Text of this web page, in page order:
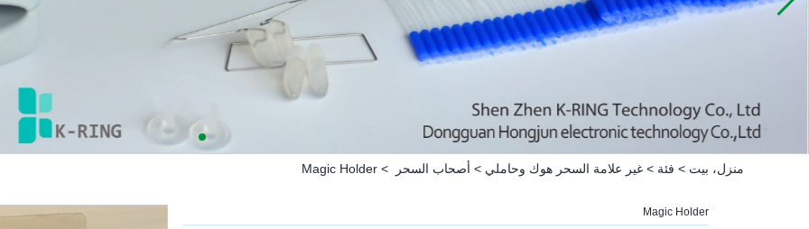
منزل، بيت > فئة > غير علامة السحر هوك وحاملي > أصحاب السحر >
Magic Holder
Magic Holder